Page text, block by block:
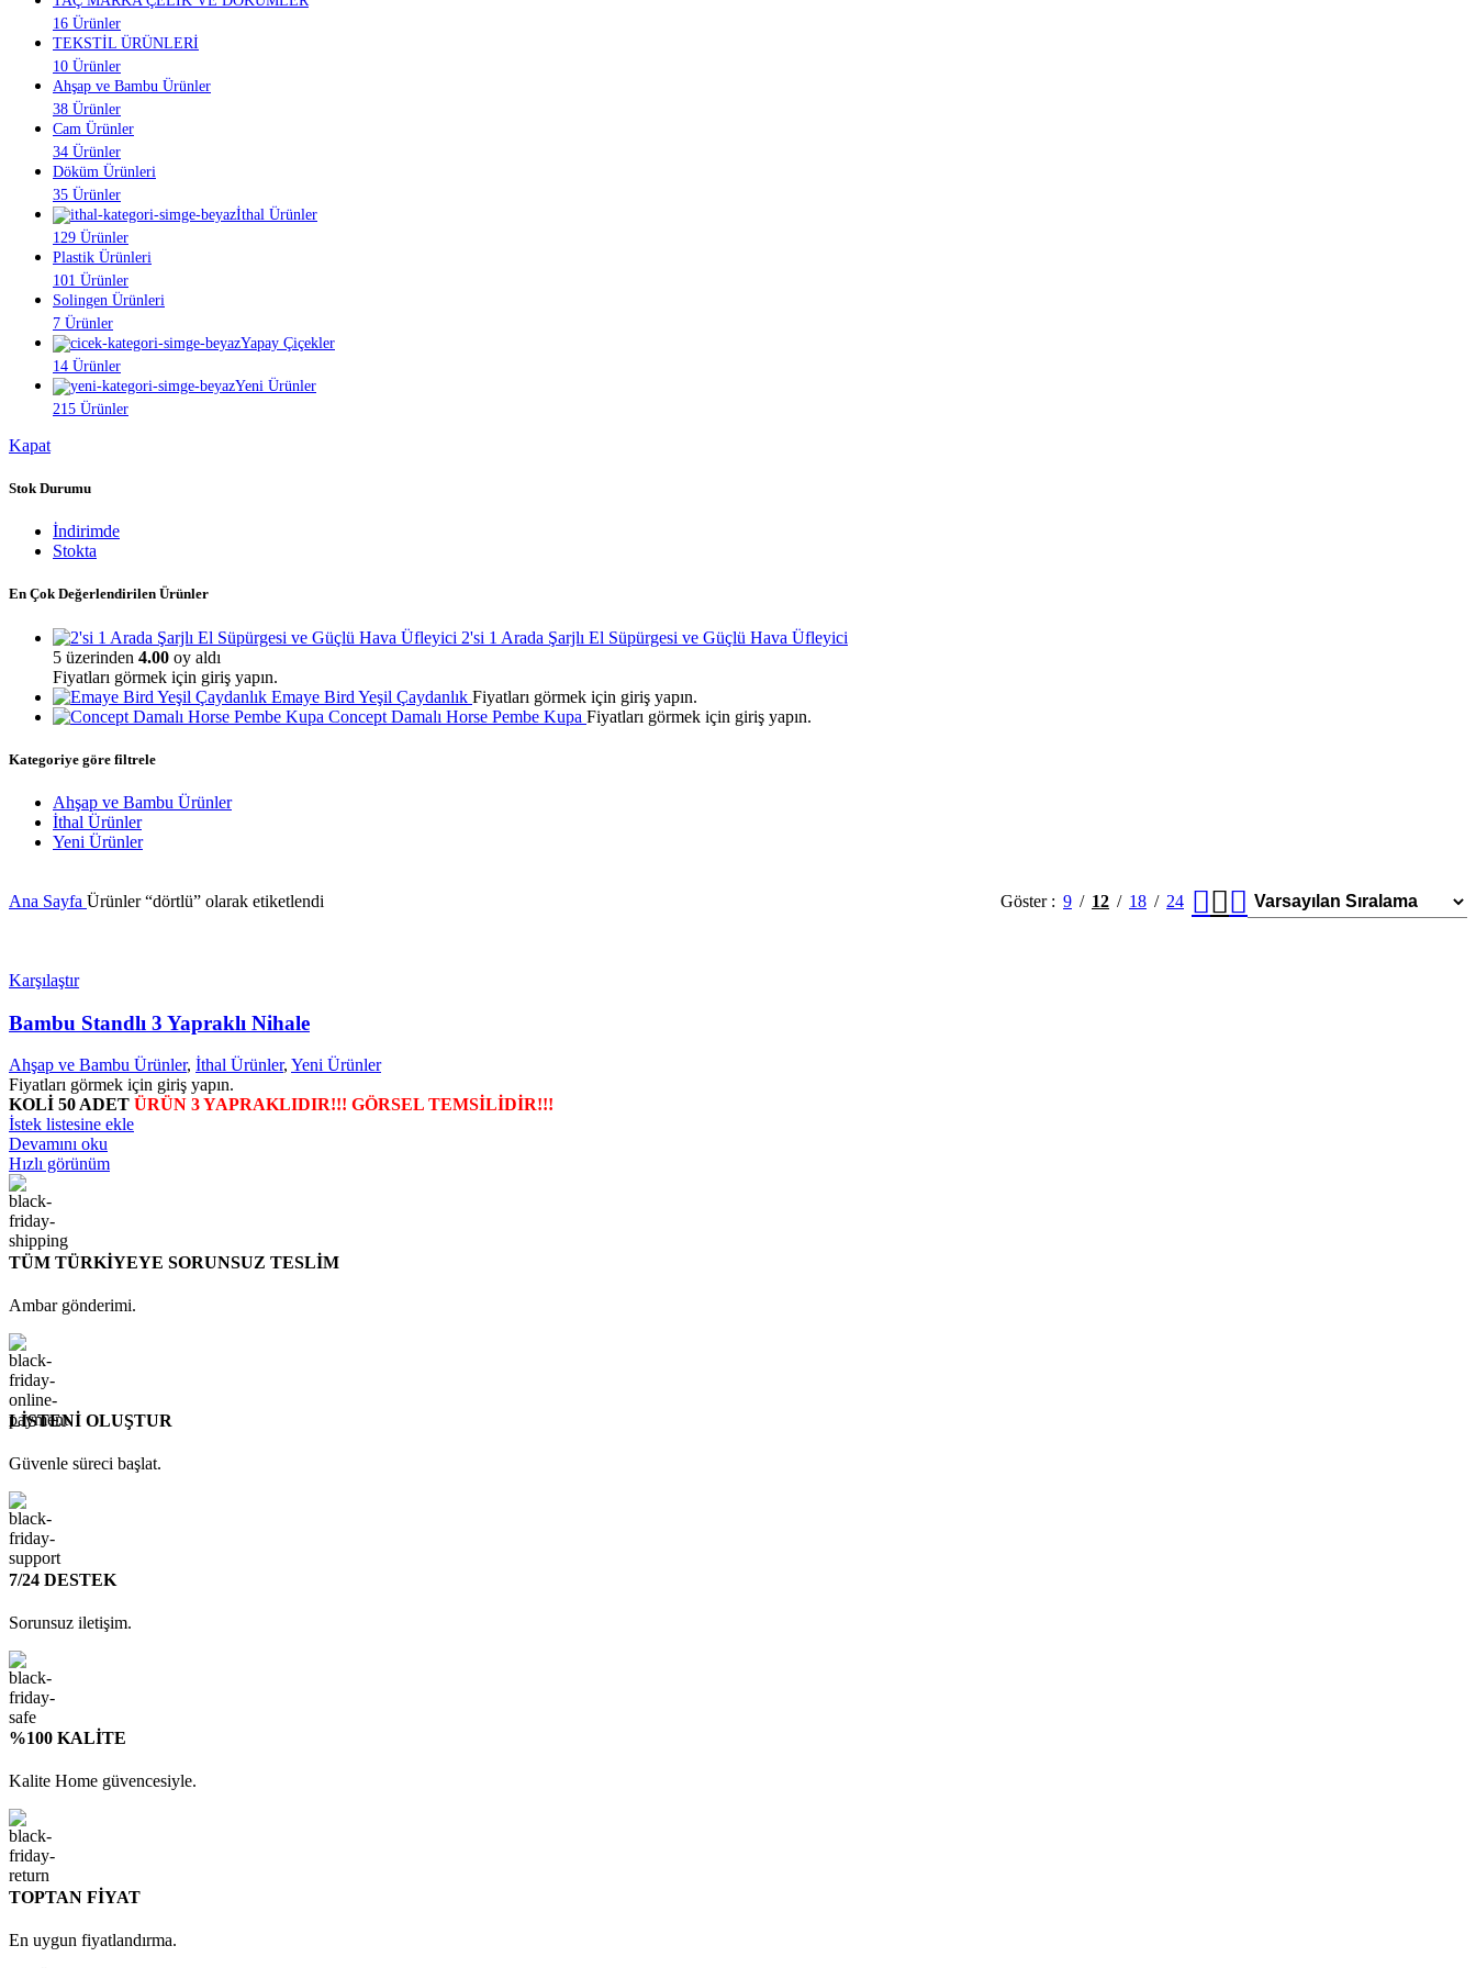
16 Ürünler
TEKSTİL ÜRÜNLERİ
10 Ürünler
Ahşap ve Bambu Ürünler
38 Ürünler
Cam Ürünler
34 Ürünler
Döküm Ürünleri
35 Ürünler
İthal Ürünler
129 Ürünler
Plastik Ürünleri
101 Ürünler
Solingen Ürünleri
7 Ürünler
Yapay Çiçekler
14 Ürünler
Yeni Ürünler
215 Ürünler
Kapat
Stok Durumu
İndirimde
Stokta
En Çok Değerlendirilen Ürünler
2'si 1 Arada Şarjlı El Süpürgesi ve Güçlü Hava Üfleyici
5 üzerinden 4.00 oy aldı
Fiyatları görmek için giriş yapın.
Emaye Bird Yeşil Çaydanlık Fiyatları görmek için giriş yapın.
Concept Damalı Horse Pembe Kupa Fiyatları görmek için giriş yapın.
Kategoriye göre filtrele
Ahşap ve Bambu Ürünler
İthal Ürünler
Yeni Ürünler
Ana Sayfa Ürünler “dörtlü” olarak etiketlendi Göster 9 12 18 24
Karşılaştır
Bambu Standlı 3 Yapraklı Nihale
Ahşap ve Bambu Ürünler, İthal Ürünler, Yeni Ürünler
Fiyatları görmek için giriş yapın.
KOLİ 50 ADET ÜRÜN 3 YAPRAKLIDIR!!! GÖRSEL TEMSİLİDİR!!!
İstek listesine ekle
Devamını oku
Hızlı görünüm
TÜM TÜRKİYEYE SORUNSUZ TESLİM
Ambar gönderimi.
LİSTENİ OLUŞTUR
Güvenle süreci başlat.
7/24 DESTEK
Sorunsuz iletişim.
%100 KALİTE
Kalite Home güvencesiyle.
TOPTAN FİYAT
En uygun fiyatlandırma.